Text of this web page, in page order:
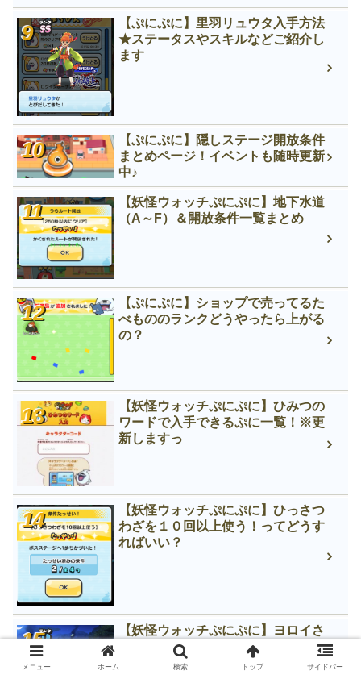
【ぷにぷに】里羽リュウタ入手方法
★ステータスやスキルなどご紹介し
ます
【ぷにぷに】隠しステージ開放条件
まとめページ！イベントも随時更新
中♪
【妖怪ウォッチぷにぷに】地下水道
（A～F）＆開放条件一覧まとめ
【ぷにぷに】ショップで売ってるた
べもののランクどうやったら上がる
の？
【妖怪ウォッチぷにぷに】ひみつの
ワードで入手できるぷに一覧！※更
新しますっ
【妖怪ウォッチぷにぷに】ひっさつ
わざを１０回以上使う！ってどうす
ればいい？
【妖怪ウォッチぷにぷに】ヨロイさ
ん入手方法★ステータスやスキルな
どご紹介♪
メニュー ホーム 検索 トップ サイドバー